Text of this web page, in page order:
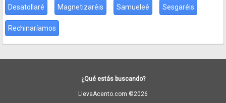
Desatollaré Magnetizaréis Samueleé Sesgaréis
Rechinaríamos
¿Qué estás buscando?
LlevaAcento.com ©2026